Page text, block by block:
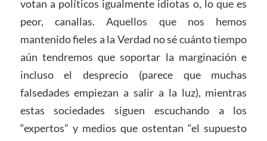
votan a políticos igualmente idiotas o, lo que es
peor, canallas. Aquellos que nos hemos
mantenido fieles a la Verdad no sé cuánto tiempo
aún tendremos que soportar la marginación e
incluso el desprecio (parece que muchas
falsedades empiezan a salir a la luz), mientras
estas sociedades siguen escuchando a los
“expertos” y medios que ostentan “el supuesto